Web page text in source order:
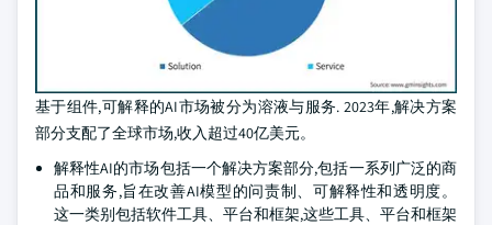
基于组件,可解释的AI市场被分为溶液与服务. 2023年,解决方案
部分支配了全球市场,收入超过40亿美元。
解释性AI的市场包括一个解决方案部分,包括一系列广泛的商
品和服务,旨在改善AI模型的问责制、可解释性和透明度。
这一类别包括软件工具、平台和框架,这些工具、平台和框架